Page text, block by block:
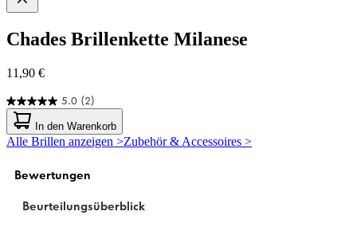
Chades Brillenkette Milanese
11,90 €
5.0 (2)
5.0
von
5
Sternen.
Bewertungen
In den Warenkorb
Alle Brillen anzeigen >Zubehör & Accessoires >